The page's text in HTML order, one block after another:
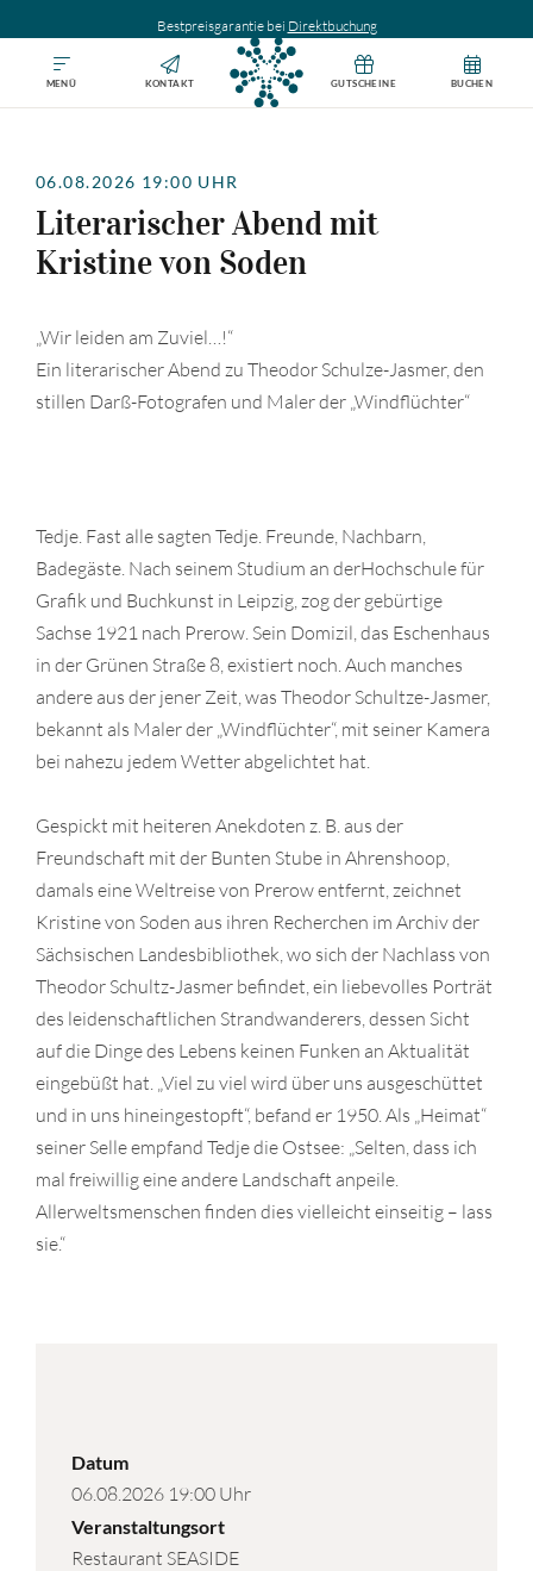
Bestpreisgarantie bei Direktbuchung
MENÜ KONTAKT GUTSCHEINE BUCHEN
06.08.2026 19:00 UHR
Literarischer Abend mit
Kristine von Soden
„Wir leiden am Zuviel…!“
Ein literarischer Abend zu Theodor Schulze-Jasmer, den
stillen Darß-Fotografen und Maler der „Windflüchter“
Tedje. Fast alle sagten Tedje. Freunde, Nachbarn,
Badegäste. Nach seinem Studium an derHochschule für
Grafik und Buchkunst in Leipzig, zog der gebürtige
Sachse 1921 nach Prerow. Sein Domizil, das Eschenhaus
in der Grünen Straße 8, existiert noch. Auch manches
andere aus der jener Zeit, was Theodor Schultze-Jasmer,
bekannt als Maler der „Windflüchter“, mit seiner Kamera
bei nahezu jedem Wetter abgelichtet hat.
Gespickt mit heiteren Anekdoten z. B. aus der
Freundschaft mit der Bunten Stube in Ahrenshoop,
damals eine Weltreise von Prerow entfernt, zeichnet
Kristine von Soden aus ihren Recherchen im Archiv der
Sächsischen Landesbibliothek, wo sich der Nachlass von
Theodor Schultz-Jasmer befindet, ein liebevolles Porträt
des leidenschaftlichen Strandwanderers, dessen Sicht
auf die Dinge des Lebens keinen Funken an Aktualität
eingebüßt hat. „Viel zu viel wird über uns ausgeschüttet
und in uns hineingestopft“, befand er 1950. Als „Heimat“
seiner Selle empfand Tedje die Ostsee: „Selten, dass ich
mal freiwillig eine andere Landschaft anpeile.
Allerweltsmenschen finden dies vielleicht einseitig – lass
sie.“
Datum
06.08.2026 19:00 Uhr
Veranstaltungsort
Restaurant SEASIDE